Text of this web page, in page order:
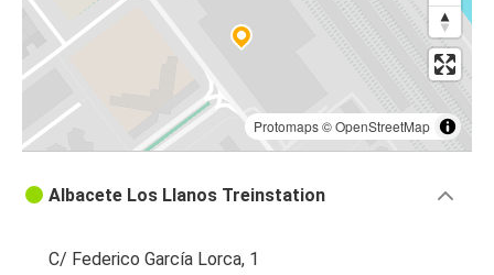
Protomaps©OpenStreetMap
Albacete Los Llanos Treinstation
C/ Federico García Lorca, 1